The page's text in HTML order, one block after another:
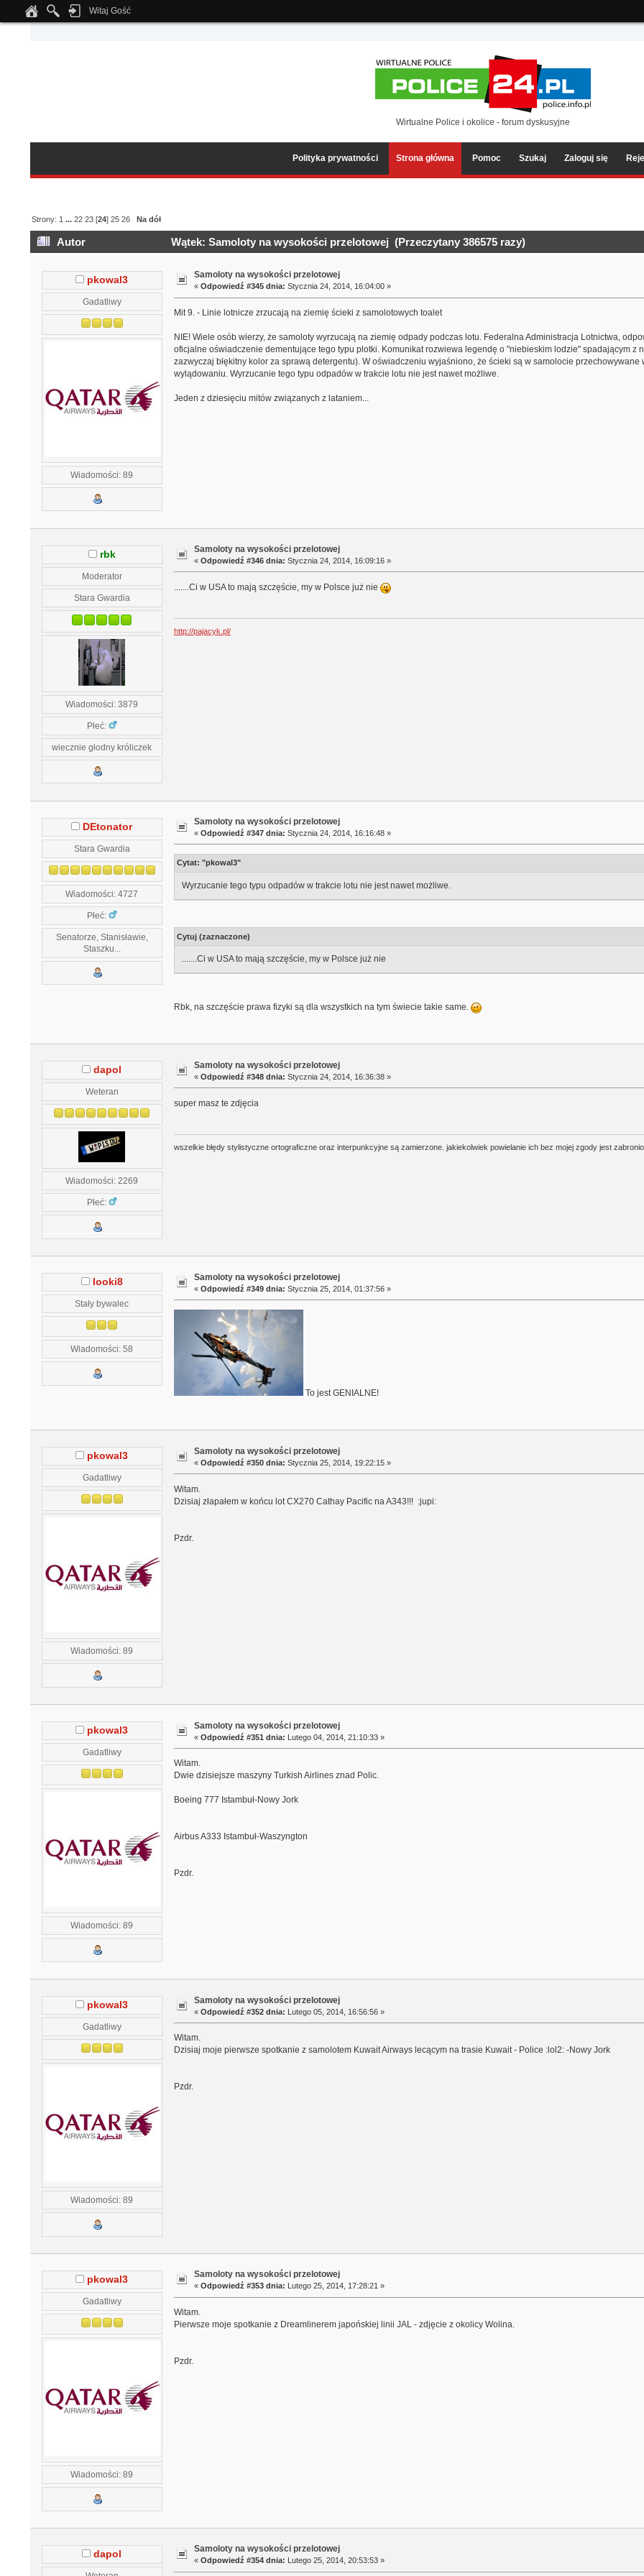
Notice: Undefined index: tapatalk_body_hook in
Witaj Gość
Wirtualne Police i okolice - forum dyskusyjne
Polityka prywatności Strona główna Pomoc Szukaj Zaloguj się
Strony: 1 ...22 23 [24]25 26 Na dół
Autor Wątek: Samoloty na wysokości przelotowej (Przeczytany 386575 razy)
pkowal3
Gadatliwy
Wiadomości: 89
Samoloty na wysokości przelotowej
«Odpowiedź #345 dnia: Stycznia 24, 2014, 16:04:00 »
Mit 9. - Linie lotnicze zrzucają na ziemię ścieki z samolotowych toalet
NIE! Wiele osób wierzy, że samoloty wyrzucają na ziemię odpady podczas lotu. Federalna Administracja Lotnictwa,
oficjalne oświadczenie dementujące tego typu plotki. Komunikat rozwiewa legendę o "niebieskim lodzie" spadającym z
zazwyczaj błękitny kolor za sprawą detergentu). W oświadczeniu wyjaśniono, że ścieki są w samolocie
wylądowaniu. Wyrzucanie tego typu odpadów w trakcie lotu nie jest nawet możliwe.
Jeden z dziesięciu mitów związanych z lataniem...
rbk
Moderator
Stara Gwardia
Wiadomości: 3879
Płeć:
wiecznie głodny króliczek
Samoloty na wysokości przelotowej
«Odpowiedź #346 dnia: Stycznia 24, 2014, 16:09:16 »
.......Ci w USA to mają szczęście, my w Polsce już nie
http://pajacyk.pl/
DEtonator
Stara Gwardia
Wiadomości: 4727
Płeć:
Senatorze, Stanisławie,
Staszku...
Samoloty na wysokości przelotowej
«Odpowiedź #347 dnia: Stycznia 24, 2014, 16:16:48 »
Cytat: "pkowal3"
Wyrzucanie tego typu odpadów w trakcie lotu nie jest nawet możliwe.
Cytuj (zaznaczone)
.......Ci w USA to mają szczęście, my w Polsce już nie
Rbk, na szczęście prawa fizyki są dla wszystkich na tym świecie takie same.
dapol
Weteran
Wiadomości: 2269
Płeć:
Samoloty na wysokości przelotowej
«Odpowiedź #348 dnia: Stycznia 24, 2014, 16:36:38 »
super masz te zdjęcia
wszelkie błędy stylistyczne ortograficzne oraz interpunkcyjne są zamierzone. jakiekolwiek powielanie ich bez mojej zgody jest
looki8
Stały bywalec
Wiadomości: 58
Samoloty na wysokości przelotowej
«Odpowiedź #349 dnia: Stycznia 25, 2014, 01:37:56 »
To jest GENIALNE!
pkowal3
Gadatliwy
Wiadomości: 89
Samoloty na wysokości przelotowej
«Odpowiedź #350 dnia: Stycznia 25, 2014, 19:22:15 »
Witam.
Dzisiaj złapałem w końcu lot CX270 Cathay Pacific na A343!!! :jupi:
Pzdr.
pkowal3
Gadatliwy
Wiadomości: 89
Samoloty na wysokości przelotowej
«Odpowiedź #351 dnia: Lutego 04, 2014, 21:10:33 »
Witam.
Dwie dzisiejsze maszyny Turkish Airlines znad Polic.
Boeing 777 Istambuł-Nowy Jork
Airbus A333 Istambuł-Waszyngton
Pzdr.
pkowal3
Gadatliwy
Wiadomości: 89
Samoloty na wysokości przelotowej
«Odpowiedź #352 dnia: Lutego 05, 2014, 16:56:56 »
Witam.
Dzisiaj moje pierwsze spotkanie z samolotem Kuwait Airways lecącym na trasie Kuwait - Police :lol2: -Nowy Jork
Pzdr.
pkowal3
Gadatliwy
Wiadomości: 89
Samoloty na wysokości przelotowej
«Odpowiedź #353 dnia: Lutego 25, 2014, 17:28:21 »
Witam.
Pierwsze moje spotkanie z Dreamlinerem japońskiej linii JAL - zdjęcie z okolicy Wolina.
Pzdr.
dapol Samoloty na wysokości przelotowej
«Odpowiedź #354 dnia: Lutego 25, 2014, 20:53:53 »